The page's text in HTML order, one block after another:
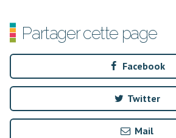
Partager cette page
Facebook
Twitter
Mail